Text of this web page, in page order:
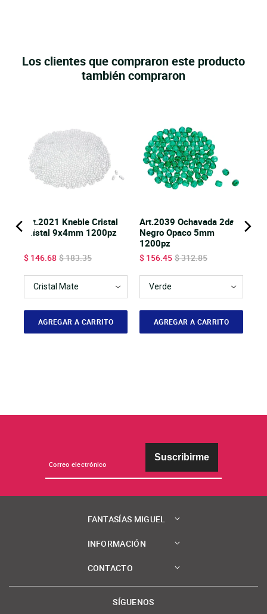
Los clientes que compraron este producto
también compraron
Art.2021 Kneble Cristal
Cristal 9x4mm 1200pz
Sale price
$ 146.68 Original price
$ 183.35
AGREGAR A CARRITO
Art.2039 Ochavada 2da.
Negro Opaco 5mm
1200pz
Sale price
$ 156.45 Original price
$ 312.85
AGREGAR A CARRITO
Suscribirme
FANTASÍAS MIGUEL
INFORMACIÓN
CONTACTO
SÍGUENOS